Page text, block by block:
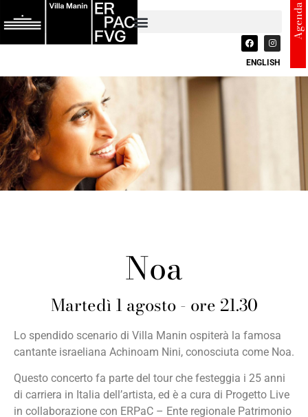
ENGLISH
Agenda
Noa
Martedì 1 agosto - ore 21.30
Lo spendido scenario di Villa Manin ospiterà la famosa
cantante israeliana Achinoam Nini, conosciuta come Noa.
Questo concerto fa parte del tour che festeggia i 25 anni
di carriera in Italia dell’artista, ed è a cura di Progetto Live
in collaborazione con ERPaC – Ente regionale Patrimonio